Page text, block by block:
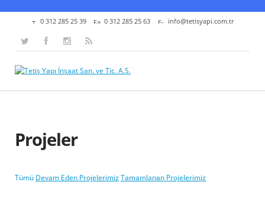
0 312 285 25 39 0 312 285 25 63 info@tetisyapi.com.tr
Projeler
Tümü Devam Eden ProjelerimizTamamlanan Projelerimiz